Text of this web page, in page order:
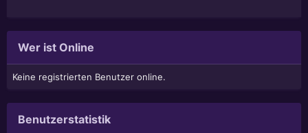
Wer ist Online
Keine registrierten Benutzer online.
Benutzerstatistik